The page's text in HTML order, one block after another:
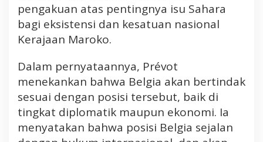
B
w
a
K
e
d
l
pengakuan atas pentingnya isu Sahara
bagi eksistensi dan kesatuan nasional
Kerajaan Maroko.
Dalam pernyataannya, Prévot
menekankan bahwa Belgia akan bertindak
sesuai dengan posisi tersebut, baik di
tingkat diplomatik maupun ekonomi. Ia
menyatakan bahwa posisi Belgia sejalan